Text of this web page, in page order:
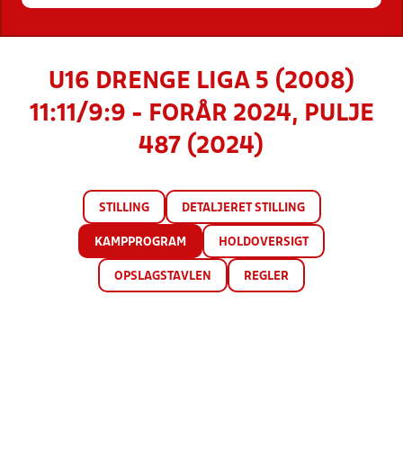
U16 DRENGE LIGA 5 (2008)
11:11/9:9 - FORÅR 2024, PULJE
487 (2024)
STILLING DETALJERET STILLING
KAMPPROGRAM HOLDOVERSIGT
OPSLAGSTAVLEN REGLER